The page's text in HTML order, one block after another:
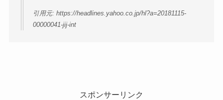
引用元: https://headlines.yahoo.co.jp/hl?a=20181115-
00000041-jij-int
スポンサーリンク